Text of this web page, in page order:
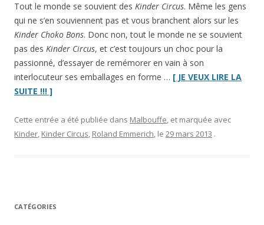
Tout le monde se souvient des Kinder Circus. Même les gens
qui ne s’en souviennent pas et vous branchent alors sur les
Kinder Choko Bons. Donc non, tout le monde ne se souvient
pas des Kinder Circus, et c’est toujours un choc pour la
passionné, d’essayer de remémorer en vain à son
interlocuteur ses emballages en forme … [ JE VEUX LIRE LA
SUITE !!! ]“Pâques
le
retour
Cette entrée a été publiée dans Malbouffe, et marquée avec
Kinder, Kinder Circus, Roland Emmerich, le 29 mars 2013 .
CATÉGORIES